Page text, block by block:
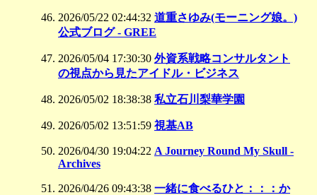
2026/05/22 02:44:32 道重さゆみ(モーニング娘。)
公式ブログ - GREE
2026/05/04 17:30:30 外資系戦略コンサルタント
の視点から見たアイドル・ビジネス
2026/05/02 18:38:38 私立石川梨華学園
2026/05/02 13:51:59 視基AB
2026/04/30 19:04:22 A Journey Round My Skull -
Archives
2026/04/26 09:43:38 一緒に食べるひと：：：か